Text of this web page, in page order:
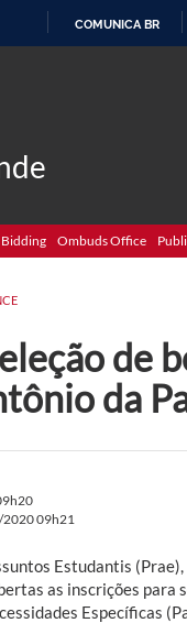
COMUNICA BR
Bidding Ombuds Office
de
da
09h21
Estudantis
as inscrições para
Específicas